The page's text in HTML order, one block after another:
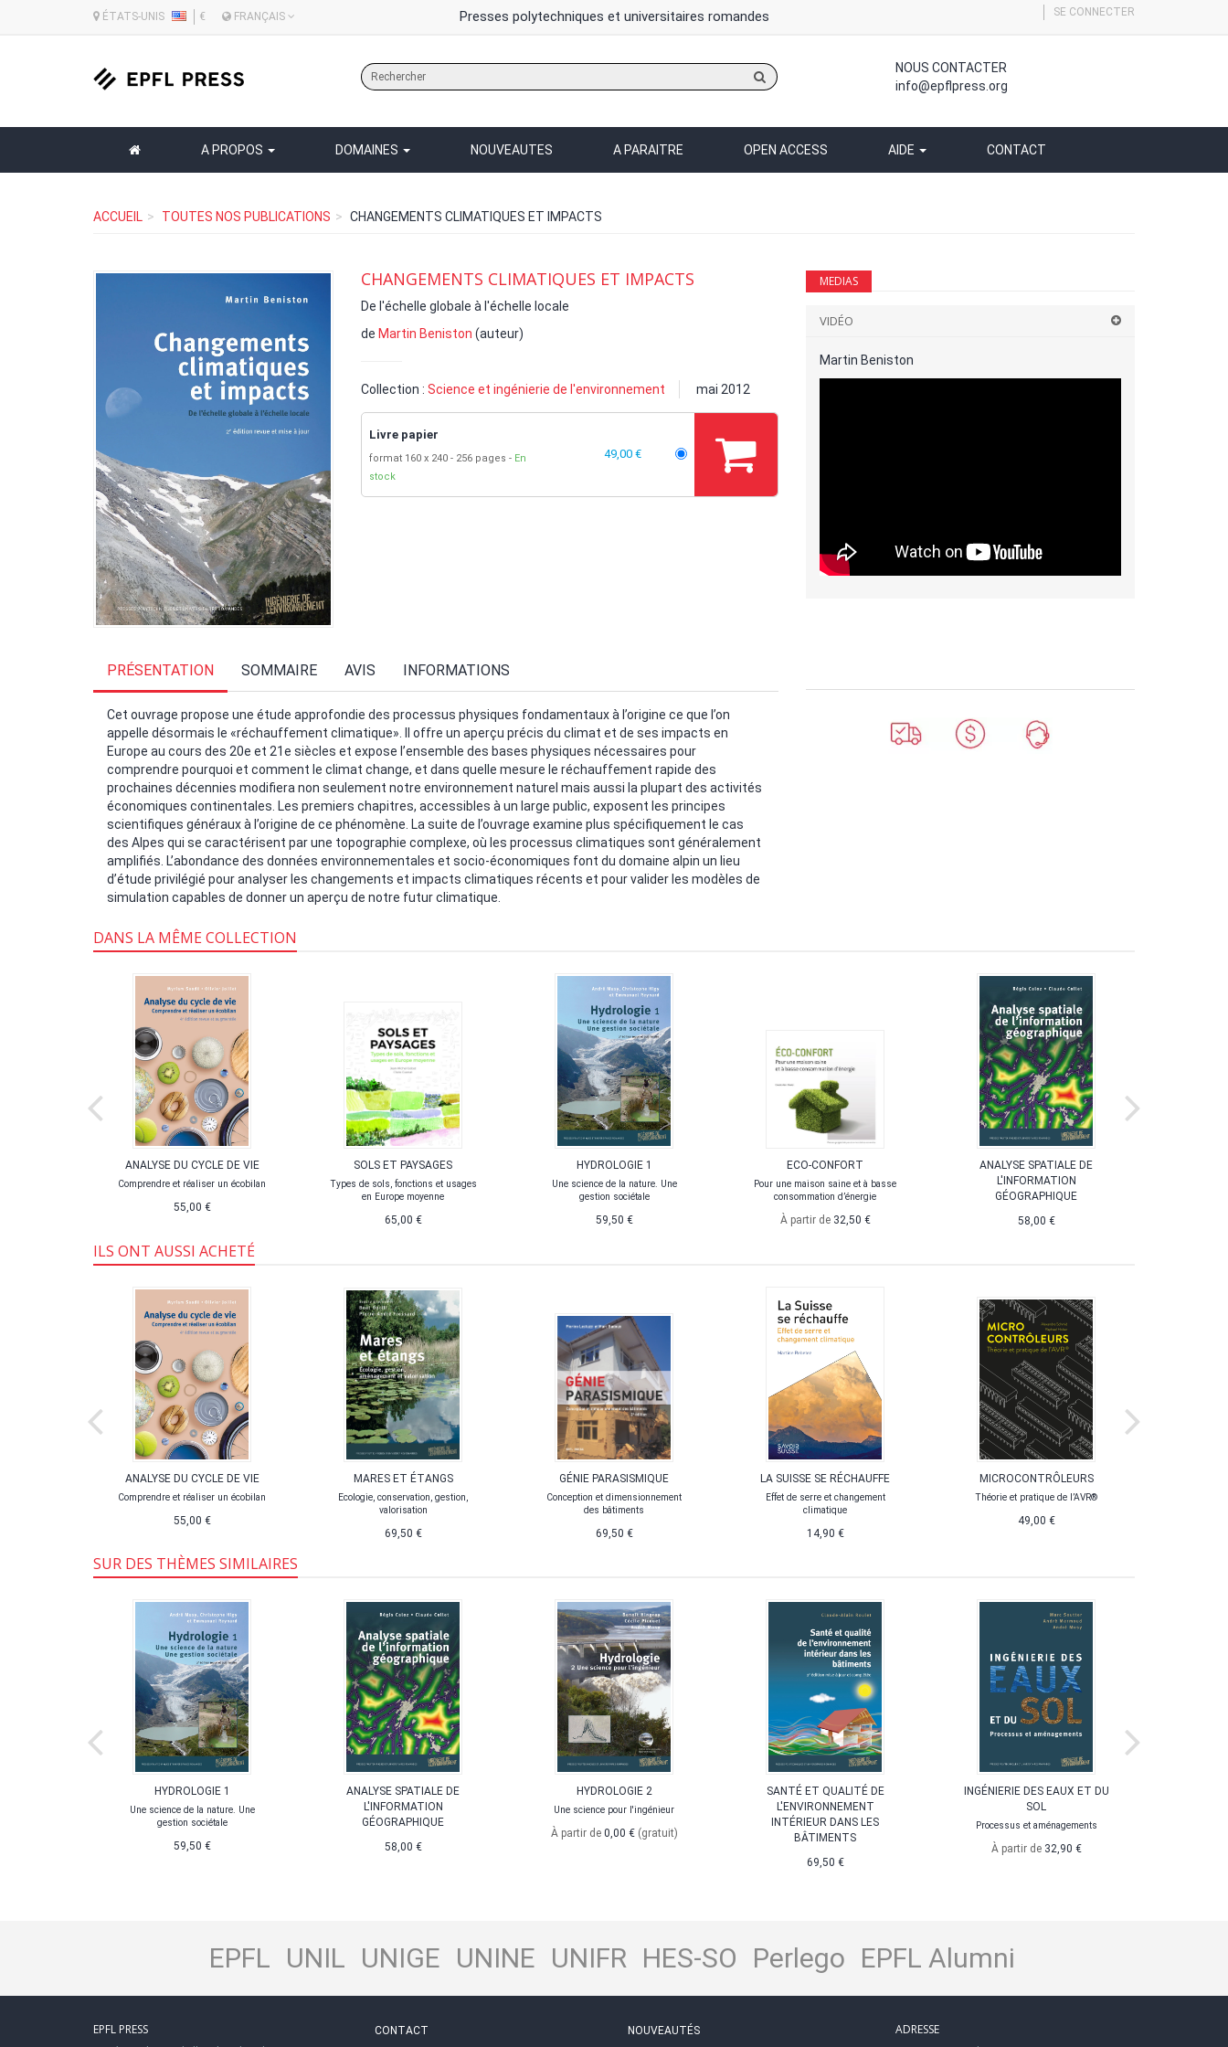
ÉTATS-UNIS € FRANÇAIS Presses polytechniques et universitaires romandes SE CONNECTER
sur
site
NOUS CONTACTER
info@epflpress.org
A PROPOS DOMAINES NOUVEAUTES A PARAITRE OPEN ACCESS AIDE CONTACT
ACCUEIL TOUTES NOS PUBLICATIONS CHANGEMENTS CLIMATIQUES ET IMPACTS
CHANGEMENTS CLIMATIQUES ET IMPACTS
De l'échelle globale à l'échelle locale
de Martin Beniston (auteur)
Collection : Science et ingénierie de l'environnement mai 2012
Livre papier
format 160 x 240 256 pages
En
stock
49,00 €
MEDIAS
VIDÉO
Martin Beniston
PRÉSENTATION SOMMAIRE AVIS INFORMATIONS
Cet ouvrage propose une étude approfondie des processus physiques fondamentaux à l’origine ce que l’on
appelle désormais le «réchauffement climatique». Il offre un aperçu précis du climat et de ses impacts en
Europe au cours des 20e et 21e siècles et expose l’ensemble des bases physiques nécessaires pour
comprendre pourquoi et comment le climat change, et dans quelle mesure le réchauffement rapide des
prochaines décennies modifiera non seulement notre environnement naturel mais aussi la plupart des activités
économiques continentales. Les premiers chapitres, accessibles à un large public, exposent les principes
scientifiques généraux à l’origine de ce phénomène. La suite de l’ouvrage examine plus spécifiquement le cas
des Alpes qui se caractérisent par une topographie complexe, où les processus climatiques sont généralement
amplifiés. L’abondance des données environnementales et socio-économiques font du domaine alpin un lieu
d’étude privilégié pour analyser les changements et impacts climatiques récents et pour valider les modèles de
simulation capables de donner un aperçu de notre futur climatique.
DANS LA MÊME COLLECTION
ANALYSE DU CYCLE DE VIE
Comprendre et réaliser un écobilan
55,00 €
SOLS ET PAYSAGES
Types de sols, fonctions et usages
en Europe moyenne
65,00 €
HYDROLOGIE 1
Une science de la nature. Une
gestion sociétale
59,50 €
ECO-CONFORT
Pour une maison saine et à basse
consommation d’énergie
À partir de 32,50 €
ANALYSE SPATIALE DE
L'INFORMATION
GÉOGRAPHIQUE
58,00 €
ILS ONT AUSSI ACHETÉ
ANALYSE DU CYCLE DE VIE
Comprendre et réaliser un écobilan
55,00 €
MARES ET ÉTANGS
Ecologie, conservation, gestion,
valorisation
69,50 €
GÉNIE PARASISMIQUE
Conception et dimensionnement
des bâtiments
69,50 €
LA SUISSE SE RÉCHAUFFE
Effet de serre et changement
climatique
14,90 €
MICROCONTRÔLEURS
Théorie et pratique de l’AVR®
49,00 €
SUR DES THÈMES SIMILAIRES
HYDROLOGIE 1
Une science de la nature. Une
gestion sociétale
59,50 €
ANALYSE SPATIALE DE
L'INFORMATION
GÉOGRAPHIQUE
58,00 €
HYDROLOGIE 2
Une science pour l'ingénieur
À partir de 0,00 € (gratuit)
SANTÉ ET QUALITÉ DE
L'ENVIRONNEMENT
INTÉRIEUR DANS LES
BÂTIMENTS
69,50 €
INGÉNIERIE DES EAUX ET DU
SOL
Processus et aménagements
À partir de 32,90 €
EPFL UNIL UNIGE UNINE UNIFR HES-SO Perlego EPFL Alumni
EPFL PRESS CONTACT NOUVEAUTÉS ADRESSE